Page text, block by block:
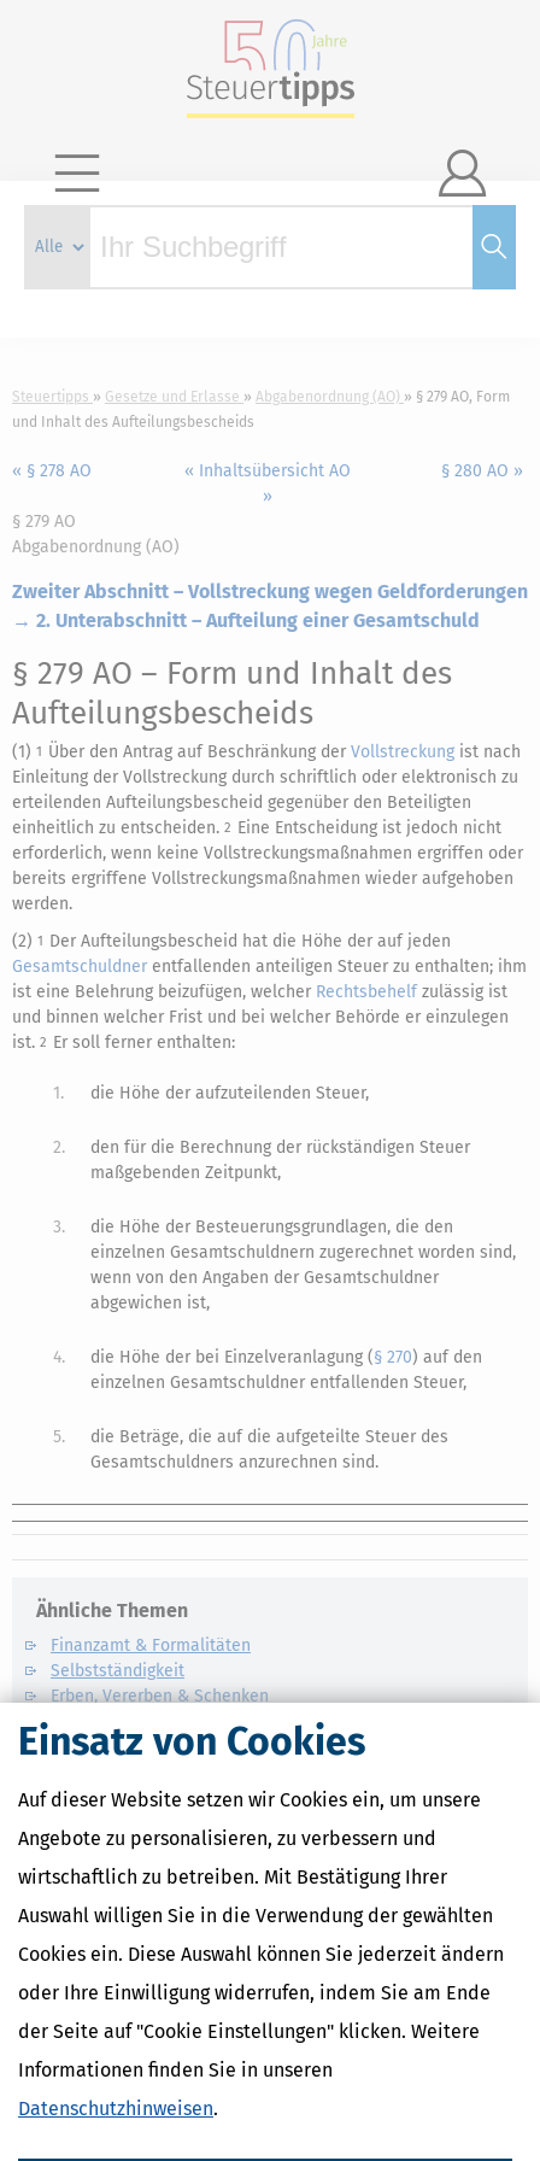
Einsatz von Cookies
Auf dieser Website setzen wir Cookies ein, um unsere
Angebote zu personalisieren, zu verbessern und
wirtschaftlich zu betreiben. Mit Bestätigung Ihrer
Auswahl willigen Sie in die Verwendung der gewählten
Cookies ein. Diese Auswahl können Sie jederzeit ändern
oder Ihre Einwilligung widerrufen, indem Sie am Ende
der Seite auf "Cookie Einstellungen" klicken. Weitere
Informationen finden Sie in unseren
Datenschutzhinweisen.

Steuertipps Gesetze und Erlasse Abgabenordnung (AO)
§ 279 AO, Form
und Inhalt des Aufteilungsbescheids
« § 278 AO
« Inhaltsübersicht AO
»
§ 280 AO »
§ 279 AO
Abgabenordnung (AO)
Zweiter Abschnitt – Vollstreckung wegen Geldforderungen
→ 2. Unterabschnitt – Aufteilung einer Gesamtschuld
§ 279 AO – Form und Inhalt des
Aufteilungsbescheids
(1) 1 Über den Antrag auf Beschränkung der Vollstreckung ist nach
Einleitung der Vollstreckung durch schriftlich oder elektronisch zu
erteilenden Aufteilungsbescheid gegenüber den Beteiligten
einheitlich zu entscheiden. 2 Eine Entscheidung ist jedoch nicht
erforderlich, wenn keine Vollstreckungsmaßnahmen ergriffen oder
bereits ergriffene Vollstreckungsmaßnahmen wieder aufgehoben
werden.
(2) 1 Der Aufteilungsbescheid hat die Höhe der auf jeden
Gesamtschuldner entfallenden anteiligen Steuer zu enthalten; ihm
ist eine Belehrung beizufügen, welcher Rechtsbehelfzulässig ist
und binnen welcher Frist und bei welcher Behörde er einzulegen
ist. 2 Er soll ferner enthalten:
1. die Höhe der aufzuteilenden Steuer,
2.
den für die Berechnung der rückständigen Steuer
maßgebenden Zeitpunkt,
3.
die Höhe der Besteuerungsgrundlagen, die den
einzelnen Gesamtschuldnern zugerechnet worden sind,
wenn von den Angaben der Gesamtschuldner
abgewichen ist,
4. die Höhe der bei Einzelveranlagung (§ 270) auf den
einzelnen Gesamtschuldner entfallenden Steuer,
5.
die Beträge, die auf die aufgeteilte Steuer des
Gesamtschuldners anzurechnen sind.
Ähnliche Themen
Finanzamt & Formalitäten
Selbstständigkeit
Erben, Vererben & Schenken
Verwandte Lexikon-Begriffe
Kapitalertragsteuer Freibetrag -
CO2-Steuer - Was ist das?
Kapitalertragsteuer - Definition und
Erklärung
NACHDiGAL
Kommission